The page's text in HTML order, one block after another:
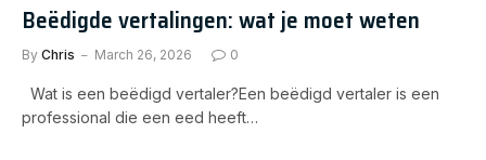
Beëdigde vertalingen: wat je moet weten
By Chris March 26, 2026 0
Wat is een beëdigd vertaler?Een beëdigd vertaler is een
professional die een eed heeft…